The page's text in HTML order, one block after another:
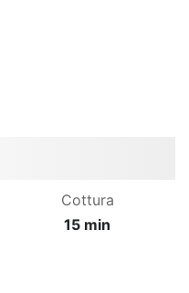
Cottura
15 min